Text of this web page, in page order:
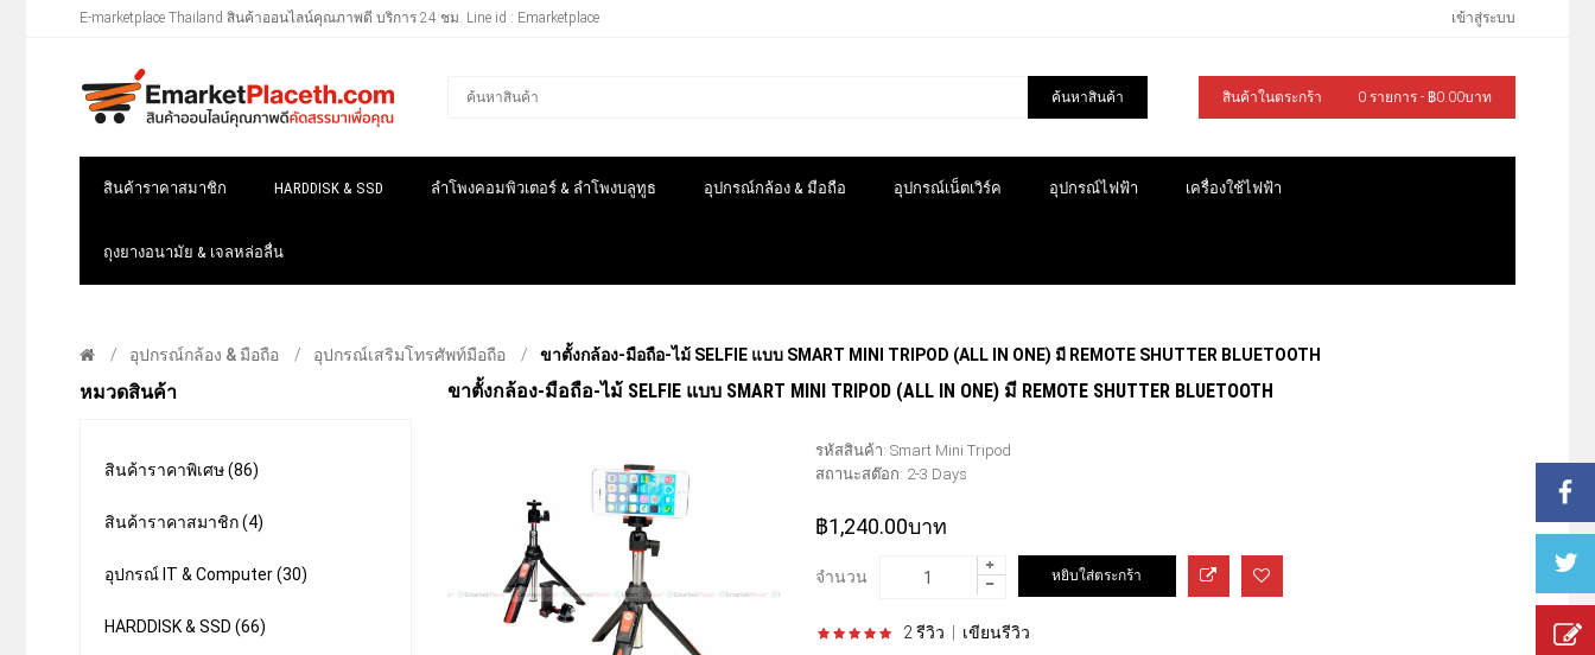
E-marketplace Thailand สินค้าออนไลน์คุณภาพดี บริการ 24 ชม. Line id : Emarketplace เข้าสู่ระบบ
ค้นหาสินค้า สินค้าในตระกร้า 0 รายการ - ฿0.00บาท
สินค้าราคาสมาชิก HARDDISK & SSD ลำโพงคอมพิวเตอร์ & ลำโพงบลูทูธ อุปกรณ์กล้อง & มือถือ อุปกรณ์เน็ตเวิร์ค อุปกรณ์ไฟฟ้า เครื่องใช้ไฟฟ้า
ถุงยางอนามัย & เจลหล่อลื่น
อุปกรณ์กล้อง & มือถือ อุปกรณ์เสริมโทรศัพท์มือถือ ขาตั้งกล้อง-มือถือ-ไม้ SELFIE แบบ SMART MINI TRIPOD (ALL IN ONE) มี REMOTE SHUTTER BLUETOOTH
หมวดสินค้า
สินค้าราคาพิเศษ (86)
สินค้าราคาสมาชิก (4)
อุปกรณ์ IT & Computer (30)
HARDDISK & SSD (66)
ขาตั้งกล้อง-มือถือ-ไม้ SELFIE แบบ SMART MINI TRIPOD (ALL IN ONE) มี REMOTE SHUTTER BLUETOOTH
รหัสสินค้า: Smart Mini Tripod
สถานะสต๊อก: 2-3 Days
฿1,240.00บาท
จำนวน
2 รีวิว เขียนรีวิว